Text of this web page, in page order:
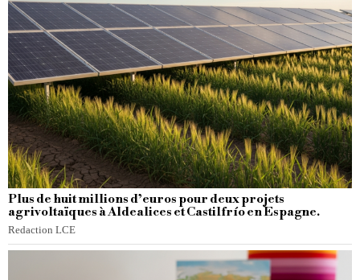
Plus de huit millions d’euros pour deux projets
agrivoltaïques à Aldealices et Castilfrío en Espagne.
Redaction LCE